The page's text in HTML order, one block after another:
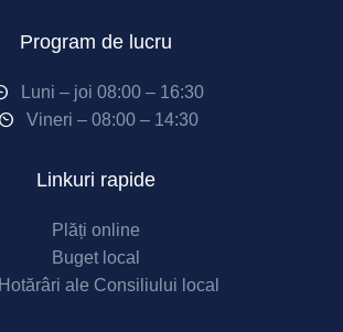
Program de lucru
Luni – joi 08:00 – 16:30
Vineri – 08:00 – 14:30
Linkuri rapide
Plăți online
Buget local
Hotărâri ale Consiliului local